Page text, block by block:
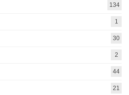
134
1
30
2
44
21